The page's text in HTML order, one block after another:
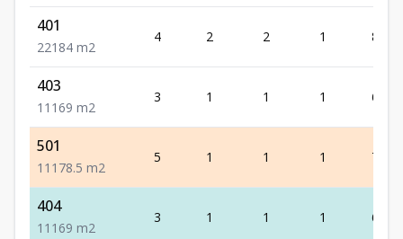
401
221 84 m2
4 2 2 1 84
403
1 1 1 69 m2
3 1 1 1 69
501
1 1 1 78.5 m2
5 1 1 1 78.5
404
1 1 1 69 m2
3 1 1 1 69